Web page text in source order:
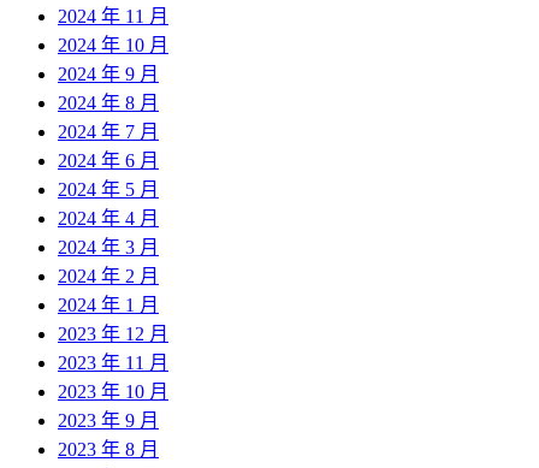
2024 年 11 月
2024 年 10 月
2024 年 9 月
2024 年 8 月
2024 年 7 月
2024 年 6 月
2024 年 5 月
2024 年 4 月
2024 年 3 月
2024 年 2 月
2024 年 1 月
2023 年 12 月
2023 年 11 月
2023 年 10 月
2023 年 9 月
2023 年 8 月